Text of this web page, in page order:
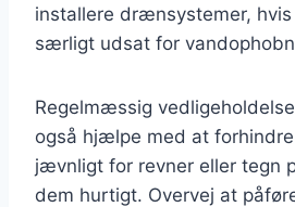
installere drænsystemer,
særligt udsat for
Regelmæssig
også hjælpe med at
jævnligt for revner eller tegn
dem hurtigt. Overvej at